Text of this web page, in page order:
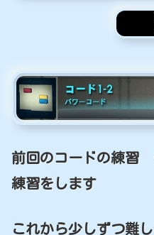
前回のコードの練習
練習をします
これから少しずつ難